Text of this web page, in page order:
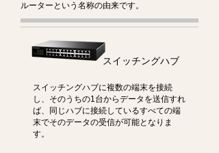
ルーターという名称の由来です。
スイッチングハブ
スイッチングハブに複数の端末を接続
し、そのうちの1台からデータを送信すれ
ば、同じハブに接続しているすべての端
末でそのデータの受信が可能となりま
す。